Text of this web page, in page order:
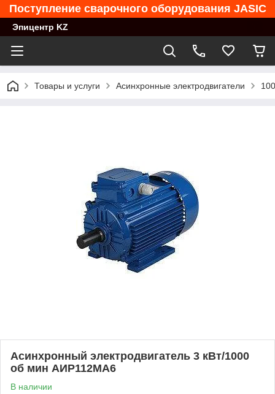
Поступление сварочного оборудования JASIC
Эпицентр KZ
Товары и услуги Асинхронные электродвигатели
Асинхронный электродвигатель 3 кВт/1000
об мин АИР112МА6
В наличии